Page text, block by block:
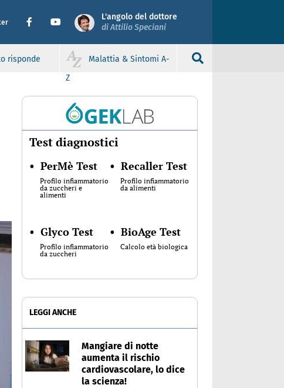
L'angolo del dottore
di Attilio Speciani
risponde
Malattia & Sintomi A-
Z
Test diagnostici
• PerMè Test
Profilo infiammatorio
da zuccheri e
alimenti
• Recaller Test
Profilo infiammatorio
da alimenti
• Glyco Test
Profilo infiammatorio
da zuccheri
• BioAge Test
Calcolo età biologica
LEGGI ANCHE
Mangiare di notte
aumenta il rischio
cardiovascolare, lo dice
la scienza!